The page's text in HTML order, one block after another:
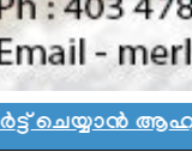
ആഹ്വാനം: